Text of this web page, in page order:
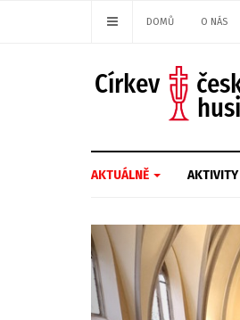
DOMŮ O NÁS
AKTUÁLNĚ AKTIVITY
Previous